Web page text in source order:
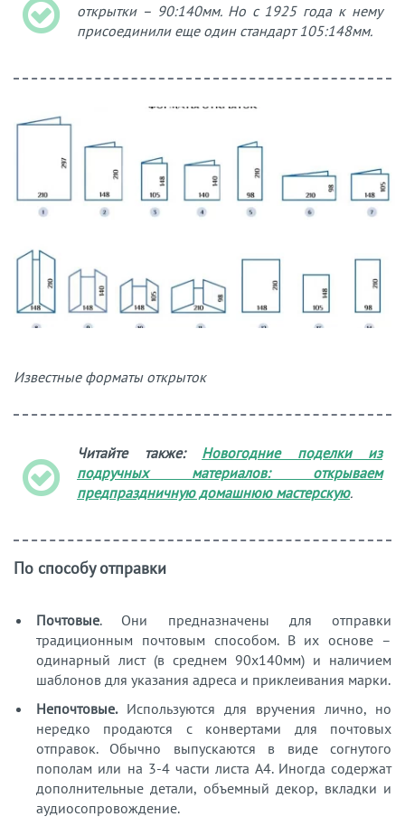
открытки – 90:140мм. Но с 1925 года к нему
присоединили еще один стандарт 105:148мм.
Известные форматы открыток
Читайте также:
Новогодние поделки из
подручных материалов: открываем
предпраздничную домашнюю мастерскую.
По способу отправки
Почтовые. Они предназначены для отправки
традиционным почтовым способом. В их основе –
одинарный лист (в среднем 90х140мм) и наличием
шаблонов для указания адреса и приклеивания марки.
Непочтовые.Используются для вручения лично, но
нередко продаются с конвертами для почтовых
отправок. Обычно выпускаются в виде согнутого
пополам или на 3-4 части листа А4. Иногда содержат
дополнительные детали, объемный декор, вкладки и
аудиосопровождение.